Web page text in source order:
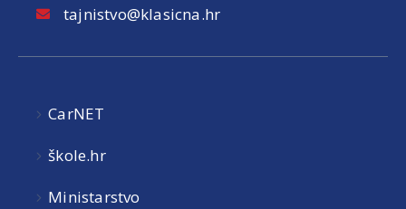
tajnistvo@klasicna.hr
CarNET
škole.hr
Ministarstvo